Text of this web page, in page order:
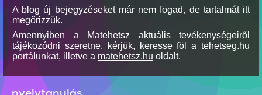
A blog új bejegyzéseket már nem fogad, de tartalmát itt
megőrizzük.
Amennyiben a Matehetsz aktuális tevékenységeiről
tájékozódni szeretne, kérjük, keresse föl a tehetseg.hu
portálunkat, illetve a matehetsz.hu oldalt.